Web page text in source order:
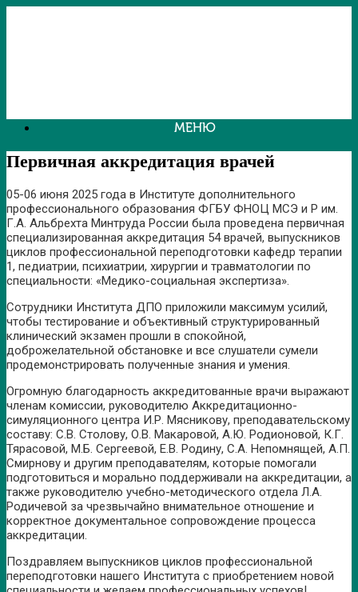
МЕНЮ
Первичная аккредитация врачей
05-06 июня 2025 года в Институте дополнительного
профессионального образования ФГБУ ФНОЦ МСЭ и Р им.
Г.А. Альбрехта Минтруда России была проведена первичная
специализированная аккредитация 54 врачей, выпускников
циклов профессиональной переподготовки кафедр терапии
1, педиатрии, психиатрии, хирургии и травматологии по
специальности: «Медико-социальная экспертиза».
Сотрудники Института ДПО приложили максимум усилий,
чтобы тестирование и объективный структурированный
клинический экзамен прошли в спокойной,
доброжелательной обстановке и все слушатели сумели
продемонстрировать полученные знания и умения.
Огромную благодарность аккредитованные врачи выражают
членам комиссии, руководителю Аккредитационно-
симуляционного центра И.Р. Мясникову, преподавательскому
составу: С.В. Столову, О.В. Макаровой, А.Ю. Родионовой, К.Г.
Тярасовой, М.Б. Сергеевой, Е.В. Родину, С.А. Непомнящей, А.П.
Смирнову и другим преподавателям, которые помогали
подготовиться и морально поддерживали на аккредитации, а
также руководителю учебно-методического отдела Л.А.
Родичевой за чрезвычайно внимательное отношение и
корректное документальное сопровождение процесса
аккредитации.
Поздравляем выпускников циклов профессиональной
переподготовки нашего Института с приобретением новой